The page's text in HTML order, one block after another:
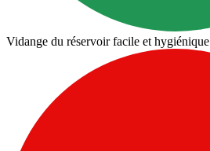
Vidange du réservoir facile et hygiénique